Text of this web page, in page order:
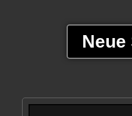
Neue